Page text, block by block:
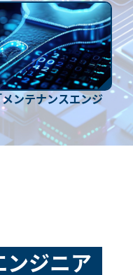
ンテナンスエンジ
ンジニア